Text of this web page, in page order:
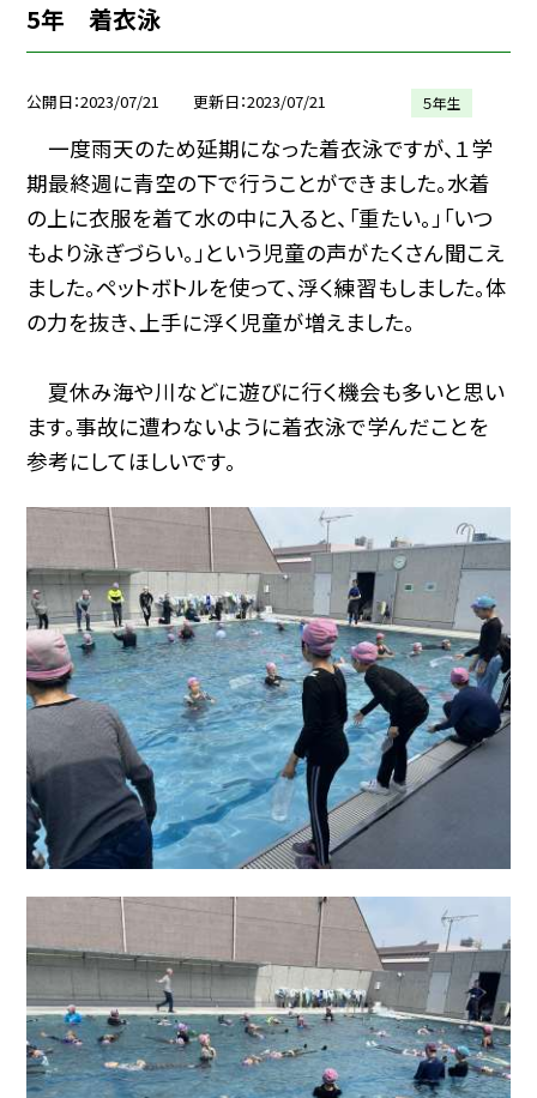
5年 着衣泳
公開日 2023/07/21 更新日 2023/07/21 ５年生
一度雨天のため延期になった着衣泳ですが、１学
期最終週に青空の下で行うことができました。水着
の上に衣服を着て水の中に入ると、「重たい。」「いつ
もより泳ぎづらい。」という児童の声がたくさん聞こえ
ました。ペットボトルを使って、浮く練習もしました。体
の力を抜き、上手に浮く児童が増えました。
夏休み海や川などに遊びに行く機会も多いと思い
ます。事故に遭わないように着衣泳で学んだことを
参考にしてほしいです。